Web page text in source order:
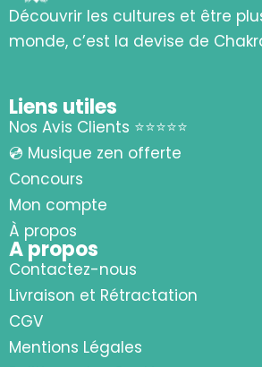
Découvrir les cultures et être
monde, c’est la devise de
Liens utiles
Nos Avis Clients ⭐⭐⭐⭐⭐
💿 Musique zen offerte
Concours
Mon compte
À propos
A propos
Contactez-nous
Livraison et Rétractation
CGV
Mentions Légales